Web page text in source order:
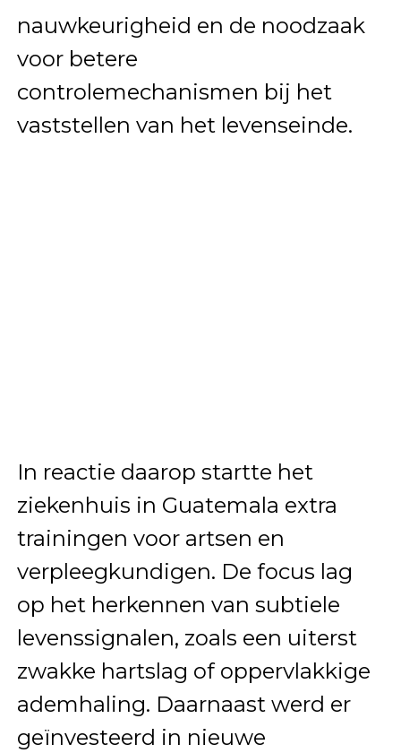
nauwkeurigheid en de noodzaak
voor betere
controlemechanismen bij het
vaststellen van het levenseinde.
In reactie daarop startte het
ziekenhuis in Guatemala extra
trainingen voor artsen en
verpleegkundigen. De focus lag
op het herkennen van subtiele
levenssignalen, zoals een uiterst
zwakke hartslag of oppervlakkige
ademhaling. Daarnaast werd er
geïnvesteerd in nieuwe